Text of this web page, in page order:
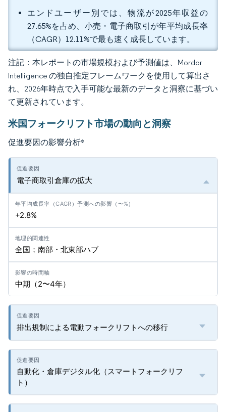
エンドユーザー別では、物流が2025年収益の
27.65%を占め、小売・電子商取引が年平均成長率
（CAGR）12.11%で最も速く成長しています。
注記：本レポートの市場規模および予測値は、Mordor
Intelligence の独自推定フレームワークを使用して算出さ
れ、2026年時点で入手可能な最新のデータと洞察に基づい
て更新されています。
米国フォークリフト市場の動向と洞察
促進要因の影響分析*
電子商取引倉庫の拡大
+2.8%
全国；南部・北東部ハブ
中期（2〜4年）
排出規制による電動フォークリフトへの移行
自動化・倉庫デジタル化（スマートフォークリフ
ト）